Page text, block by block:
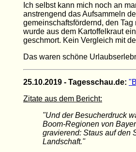
Ich selbst kann mich noch an
anstrengend das Aufsammeln
gemeinschaftsfördernd, den
wurde aus dem Kartoffelkraut
geschmort. Kein Vergleich mit
Das waren schöne
25.10.2019 - Tagesschau.de:
Zitate aus dem Bericht:
"Und der Besucherdruck
Boom-Regionen von
gravierend: Staus auf den
Landschaft."